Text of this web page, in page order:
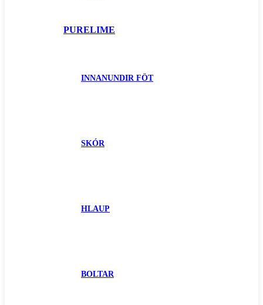
PURELIME
INNANUNDIR FÖT
SKÓR
HLAUP
BOLTAR